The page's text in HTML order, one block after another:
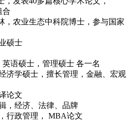
合
，农业生态中科院博士，参与国家
硕士
语硕士，管理硕士 各一名
济学硕士，擅长管理，金融、宏观
论文
，经济、法律、品牌
行政管理， MBA论文